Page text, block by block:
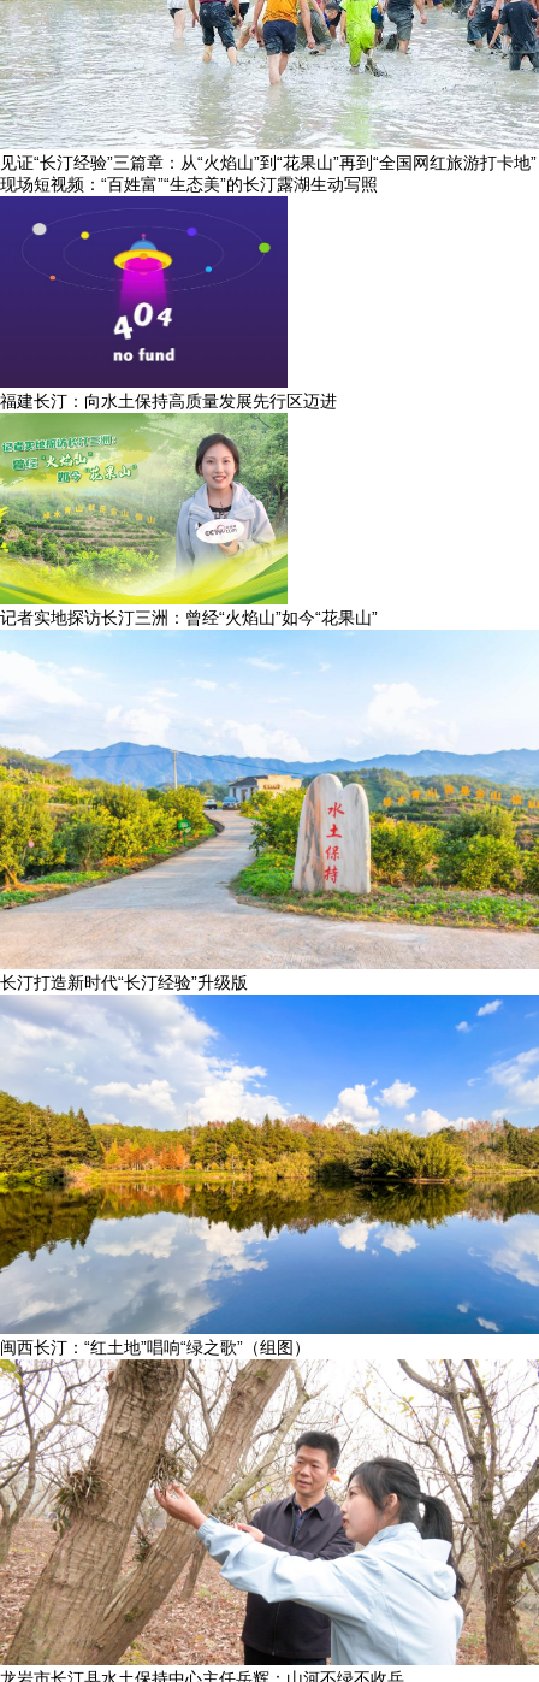
见证“长汀经验”三篇章：从“火焰山”到“花果山”再到“全国网红旅游打卡地”
现场短视频：“百姓富”“生态美”的长汀露湖生动写照
福建长汀：向水土保持高质量发展先行区迈进
记者实地探访长汀三洲：曾经“火焰山”如今“花果山”
长汀打造新时代“长汀经验”升级版
闽西长汀：“红土地”唱响“绿之歌”（组图）